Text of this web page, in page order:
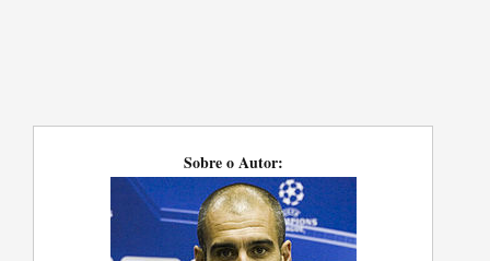
Sobre o Autor: